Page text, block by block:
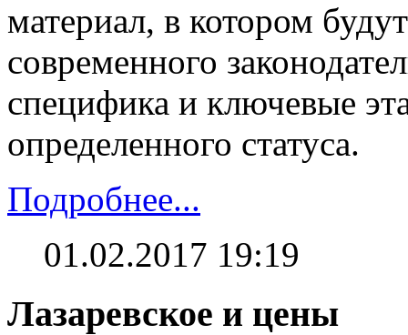
материал, в котором
современного
специфика и ключевые
определенного статуса.
Подробнее...
01.02.2017 19:19
Лазаревское и цены